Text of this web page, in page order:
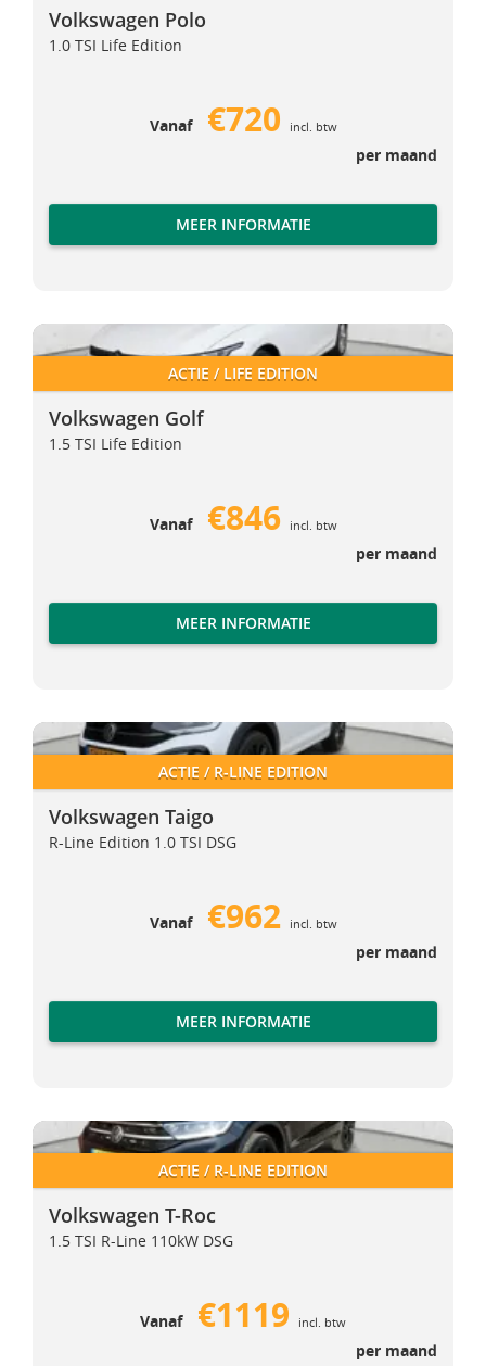
Volkswagen Polo
1.0 TSI Life Edition
Vanaf €720 incl. btw
per maand
MEER INFORMATIE
Volkswagen Golf
Volkswagen Golf
ACTIE / LIFE EDITION
Volkswagen Golf
1.5 TSI Life Edition
Vanaf €846 incl. btw
per maand
MEER INFORMATIE
Volkswagen Taigo
Volkswagen Taigo
ACTIE / R-LINE EDITION
Volkswagen Taigo
R-Line Edition 1.0 TSI DSG
Vanaf €962 incl. btw
per maand
MEER INFORMATIE
Volkswagen T-Roc
Volkswagen T-Roc
ACTIE / R-LINE EDITION
Volkswagen T-Roc
1.5 TSI R-Line 110kW DSG
Vanaf €1119 incl. btw
per maand